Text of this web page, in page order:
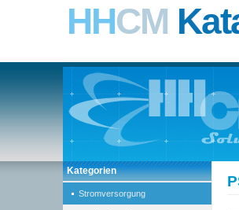
HHCM
Kategorien
Stromversorgung